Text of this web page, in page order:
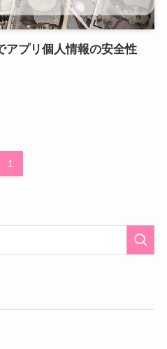
アプリ個人情報の安全性
1